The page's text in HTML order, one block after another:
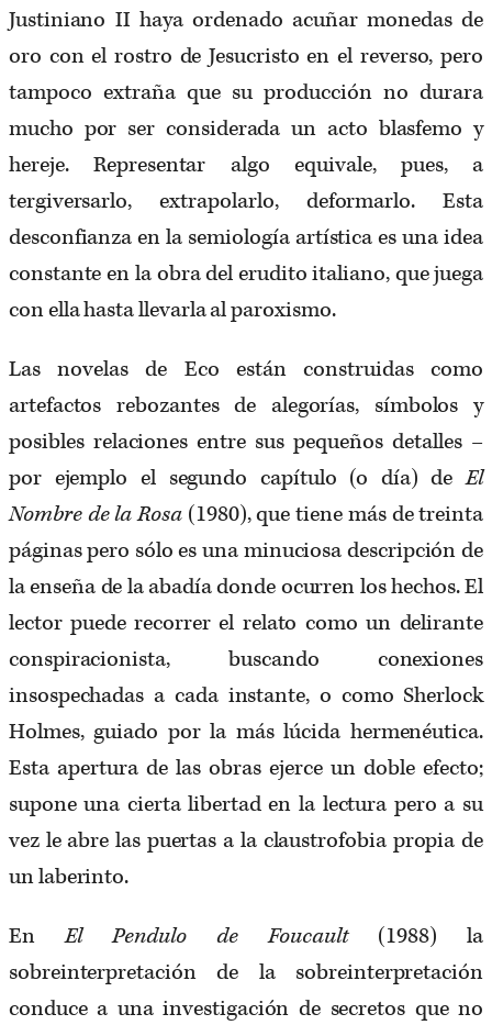
Justiniano II haya ordenado acuñar monedas de
oro con el rostro de Jesucristo en el reverso, pero
tampoco extraña que su producción no durara
mucho por ser considerada un acto blasfemo y
hereje. Representar algo equivale, pues, a
tergiversarlo, extrapolarlo, deformarlo. Esta
desconfianza en la semiología artística es una idea
constante en la obra del erudito italiano, que juega
con ella hasta llevarla al paroxismo.
Las novelas de Eco están construidas como
artefactos rebozantes de alegorías, símbolos y
posibles relaciones entre sus pequeños detalles –
por ejemplo el segundo capítulo (o día) deEl
Nombre de la Rosa (1980), que tiene más de treinta
páginas pero sólo es una minuciosa descripción de
la enseña de la abadía donde ocurren los hechos. El
lector puede recorrer el relato como un delirante
conspiracionista, buscando conexiones
insospechadas a cada instante, o como Sherlock
Holmes, guiado por la más lúcida hermenéutica.
Esta apertura de las obras ejerce un doble efecto;
supone una cierta libertad en la lectura pero a su
vez le abre las puertas a la claustrofobia propia de
un laberinto.
EnEl Pendulo de Foucault(1988) la
sobreinterpretación de la sobreinterpretación
conduce a una investigación de secretos que no